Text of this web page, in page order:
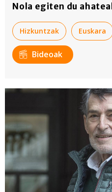
Nola egiten du
Hizkuntzak Euskara
Bideoak